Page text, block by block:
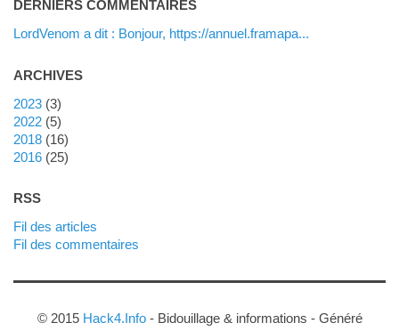
DERNIERS COMMENTAIRES
LordVenom a dit : Bonjour, https://annuel.framapa...
ARCHIVES
2023(3)
2022(5)
2018(16)
2016(25)
RSS
Fil des articles
Fil des commentaires
© 2015 Hack4.Info- Bidouillage & informations - Généré